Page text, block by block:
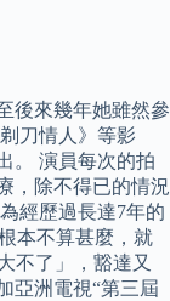
後來幾年她雖然參
刀情人》等影
。 演員每次的拍
，除不得已的情況
經歷過長達7年的
本不算甚麼，就
不了」，豁達又
亞洲電視“第三屆